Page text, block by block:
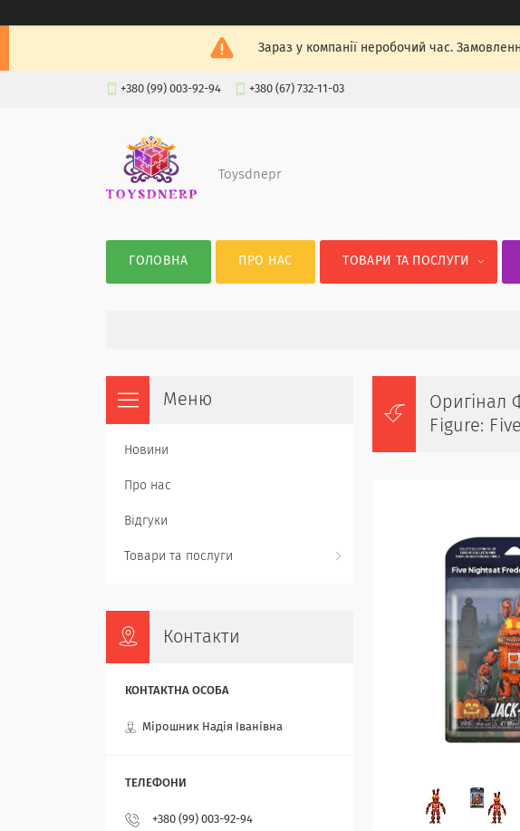
Зараз у компанії неробочий час.
+380 (99) 003-92-94 +380 (67) 732-11-03
Toysdnepr
ГОЛОВНА ПРО НАС ТОВАРИ ТА ПОСЛУГИ
Оригінал
Figure:
Новини
Про нас
Відгуки
Товари та послуги
Контакти
Мірошник Надія Іванівна
+380 (99) 003-92-94